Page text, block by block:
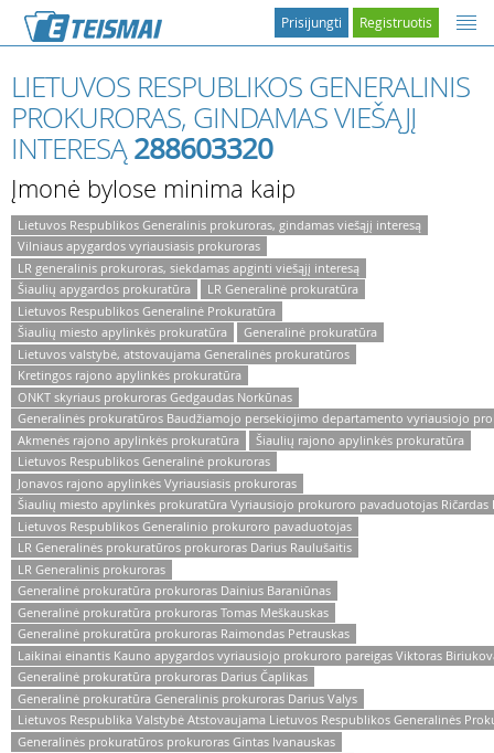
Registruotis
Prisijungti
LIETUVOS RESPUBLIKOS GENERALINIS
PROKURORAS, GINDAMAS VIEŠĄJĮ
INTERESĄ288603320
Įmonė bylose minima kaip
Lietuvos Respublikos Generalinis prokuroras, gindamas viešąjį interesą
Vilniaus apygardos vyriausiasis prokuroras
LR generalinis prokuroras, siekdamas apginti viešąjį interesą
Šiaulių apygardos prokuratūra
LR Generalinė prokuratūra
Lietuvos Respublikos Generalinė Prokuratūra
Šiaulių miesto apylinkės prokuratūra
Generalinė prokuratūra
Lietuvos valstybė, atstovaujama Generalinės prokuratūros
Kretingos rajono apylinkės prokuratūra
ONKT skyriaus prokuroras Gedgaudas Norkūnas
Generalinės prokuratūros Baudžiamojo persekiojimo departamento vyriausiojo
Akmenės rajono apylinkės prokuratūra
Šiaulių rajono apylinkės prokuratūra
Lietuvos Respublikos Generalinė prokuroras
Jonavos rajono apylinkės Vyriausiasis prokuroras
Šiaulių miesto apylinkės prokuratūra Vyriausiojo prokuroro pavaduotojas Ričardas
Lietuvos Respublikos Generalinio prokuroro pavaduotojas
LR Generalinės prokuratūros prokuroras Darius Raulušaitis
LR Generalinis prokuroras
Generalinė prokuratūra prokuroras Dainius Baraniūnas
Generalinė prokuratūra prokuroras Tomas Meškauskas
Generalinė prokuratūra prokuroras Raimondas Petrauskas
Laikinai einantis Kauno apygardos vyriausiojo prokuroro pareigas Viktoras
Generalinė prokuratūra prokuroras Darius Čaplikas
Generalinė prokuratūra Generalinis prokuroras Darius Valys
Lietuvos Respublika Valstybė Atstovaujama Lietuvos Respublikos Generalinės
Generalinės prokuratūros prokuroras Gintas Ivanauskas